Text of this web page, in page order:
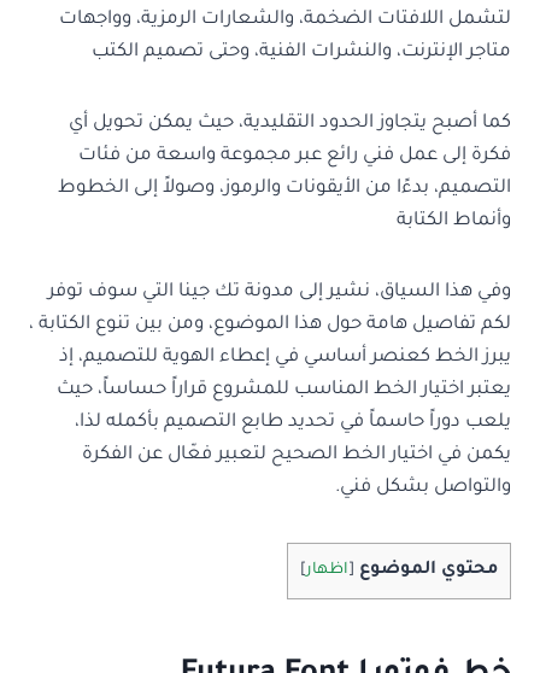
لتشمل اللافتات الضخمة، والشعارات الرمزية، وواجهات
متاجر الإنترنت، والنشرات الفنية، وحتى تصميم الكتب
كما أصبح يتجاوز الحدود التقليدية، حيث يمكن تحويل أي
فكرة إلى عمل فني رائع عبر مجموعة واسعة من فئات
التصميم، بدءًا من الأيقونات والرموز، وصولاً إلى الخطوط
وأنماط الكتابة
وفي هذا السياق، نشير إلى مدونة تك جينا التي سوف توفر
لكم تفاصيل هامة حول هذا الموضوع، ومن بين تنوع الكتابة ،
يبرز الخط كعنصر أساسي في إعطاء الهوية للتصميم، إذ
يعتبر اختيار الخط المناسب للمشروع قراراً حساساً، حيث
يلعب دوراً حاسماً في تحديد طابع التصميم بأكمله لذا،
يكمن في اختيار الخط الصحيح لتعبير فعّال عن الفكرة
والتواصل بشكل فني.
محتوي الموضوع [اظهار]